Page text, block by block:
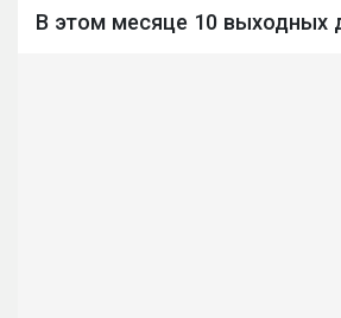
В этом месяце 10 выходных